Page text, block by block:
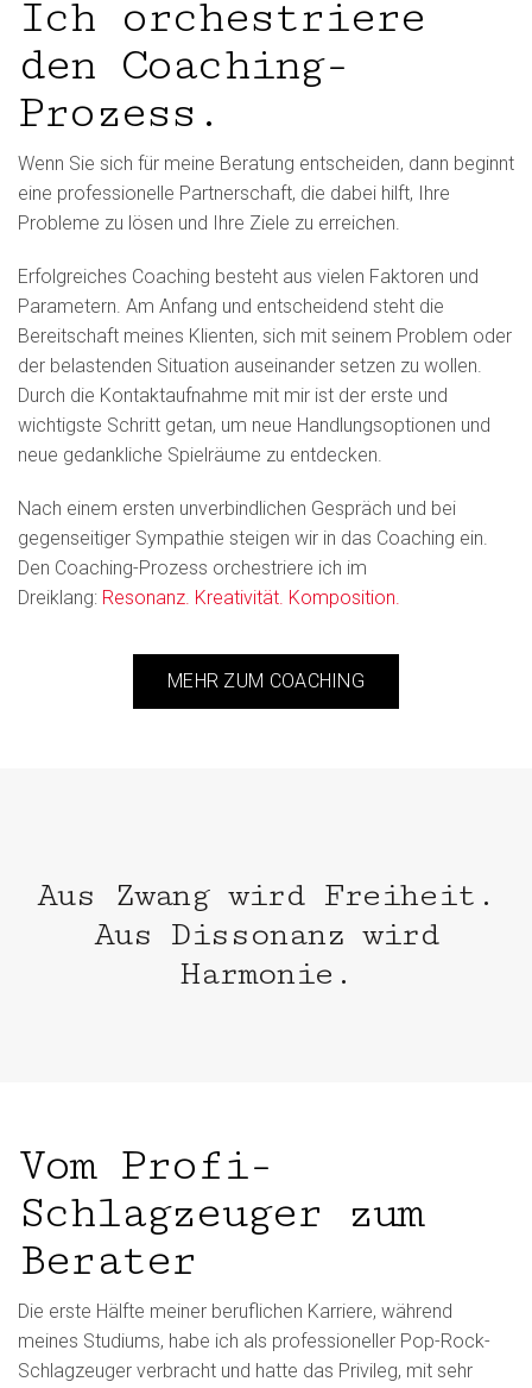
Ich orchestriere
den Coaching-
Prozess.
Wenn Sie sich für meine Beratung entscheiden, dann beginnt
eine professionelle Partnerschaft, die dabei hilft, Ihre
Probleme zu lösen und Ihre Ziele zu erreichen.
Erfolgreiches Coaching besteht aus vielen Faktoren und
Parametern. Am Anfang und entscheidend steht die
Bereitschaft meines Klienten, sich mit seinem Problem oder
der belastenden Situation auseinander setzen zu wollen.
Durch die Kontaktaufnahme mit mir ist der erste und
wichtigste Schritt getan, um neue Handlungsoptionen und
neue gedankliche Spielräume zu entdecken.
Nach einem ersten unverbindlichen Gespräch und bei
gegenseitiger Sympathie steigen wir in das Coaching ein.
Den Coaching-Prozess orchestriere ich im
Dreiklang: Resonanz. Kreativität. Komposition.
MEHR ZUM COACHING
Aus Zwang wird Freiheit.
Aus Dissonanz wird
Harmonie.
Vom Profi-
Schlagzeuger zum
Berater
Die erste Hälfte meiner beruflichen Karriere, während
meines Studiums, habe ich als professioneller Pop-Rock-
Schlagzeuger verbracht und hatte das Privileg, mit sehr